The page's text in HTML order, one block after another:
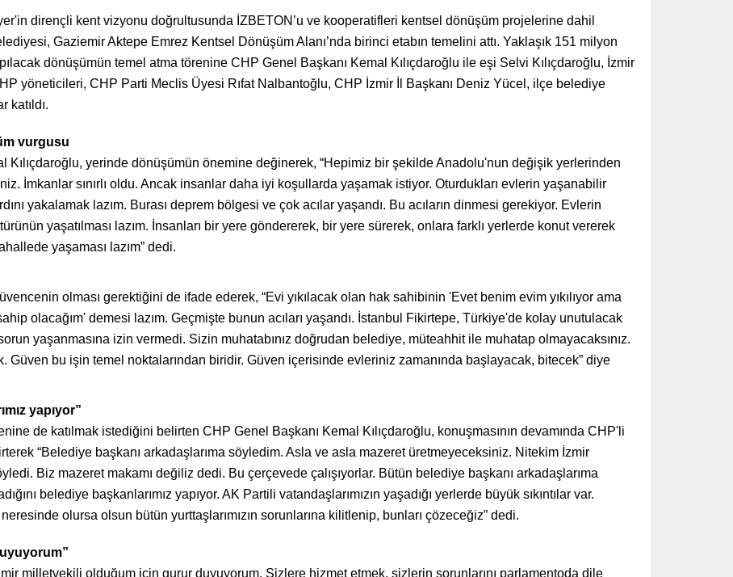
dirençli kent vizyonu doğrultusunda İZBETON’u ve kooperatifleri kentsel dönüşüm projelerine dahil
Gaziemir Aktepe Emrez Kentsel Dönüşüm Alanı’nda birinci etabın temelini attı. Yaklaşık 151 milyon
dönüşümün temel atma törenine CHP Genel Başkanı Kemal Kılıçdaroğlu ile eşi Selvi Kılıçdaroğlu, İzmir
yöneticileri, CHP Parti Meclis Üyesi Rıfat Nalbantoğlu, CHP İzmir İl Başkanı Deniz Yücel, ilçe belediye
katıldı.
vurgusu
Kılıçdaroğlu, yerinde dönüşümün önemine değinerek, “Hepimiz bir şekilde Anadolu'nun değişik yerlerinden
İmkanlar sınırlı oldu. Ancak insanlar daha iyi koşullarda yaşamak istiyor. Oturdukları evlerin yaşanabilir
yakalamak lazım. Burası deprem bölgesi ve çok acılar yaşandı. Bu acıların dinmesi gerekiyor. Evlerin
yaşatılması lazım. İnsanları bir yere göndererek, bir yere sürerek, onlara farklı yerlerde konut vererek
yaşaması lazım” dedi.
olması gerektiğini de ifade ederek, “Evi yıkılacak olan hak sahibinin 'Evet benim evim yıkılıyor ama
olacağım' demesi lazım. Geçmişte bunun acıları yaşandı. İstanbul Fikirtepe, Türkiye'de kolay unutulacak
yaşanmasına izin vermedi. Sizin muhatabınız doğrudan belediye, müteahhit ile muhatap olmayacaksınız.
bu işin temel noktalarından biridir. Güven içerisinde evleriniz zamanında başlayacak, bitecek” diye
yapıyor”
de katılmak istediğini belirten CHP Genel Başkanı Kemal Kılıçdaroğlu, konuşmasının devamında CHP'li
“Belediye başkanı arkadaşlarıma söyledim. Asla ve asla mazeret üretmeyeceksiniz. Nitekim İzmir
Biz mazeret makamı değiliz dedi. Bu çerçevede çalışıyorlar. Bütün belediye başkanı arkadaşlarıma
belediye başkanlarımız yapıyor. AK Partili vatandaşlarımızın yaşadığı yerlerde büyük sıkıntılar var.
olursa olsun bütün yurttaşlarımızın sorunlarına kilitlenip, bunları çözeceğiz” dedi.
milletvekili olduğum için gurur duyuyorum. Sizlere hizmet etmek, sizlerin sorunlarını parlamentoda dile